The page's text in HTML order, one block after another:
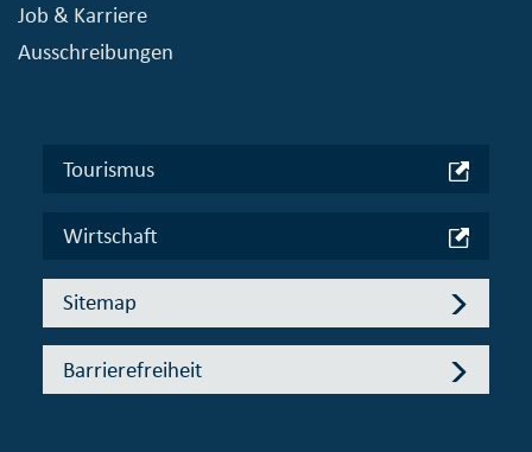
Job & Karriere
Ausschreibungen
Tourismus
Wirtschaft
Sitemap
Barrierefreiheit